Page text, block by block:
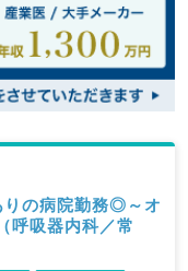
りの病院勤務◎～オ
呼吸器内科／常